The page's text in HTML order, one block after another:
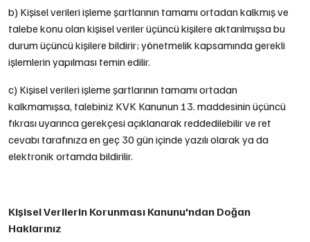
b) Kişisel verileri işleme şartlarının tamamı ortadan kalkmış ve
talebe konu olan kişisel veriler üçüncü kişilere aktarılmışsa bu
durum üçüncü kişilere bildirir; yönetmelik kapsamında gerekli
işlemlerin yapılması temin edilir.
c) Kişisel verileri işleme şartlarının tamamı ortadan
kalkmamışsa, talebiniz KVK Kanunun 13. maddesinin üçüncü
fıkrası uyarınca gerekçesi açıklanarak reddedilebilir ve ret
cevabı tarafınıza en geç 30 gün içinde yazılı olarak ya da
elektronik ortamda bildirilir.
Kişisel Verilerin Korunması Kanunu'ndan Doğan
Haklarınız